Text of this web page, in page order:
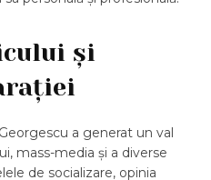
și
a generat un val
mass-media și a diverse
de socializare, opinia